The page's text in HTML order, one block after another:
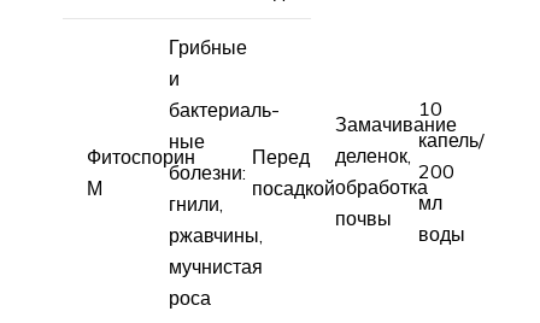
Фитоспорин
М
Грибные
и
бактериаль­
ные
болезни:
гнили,
ржавчины,
мучнистая
роса
Перед
посадкой
Замачивание
деленок,
обработка
почвы
10
капель/
200
мл
воды